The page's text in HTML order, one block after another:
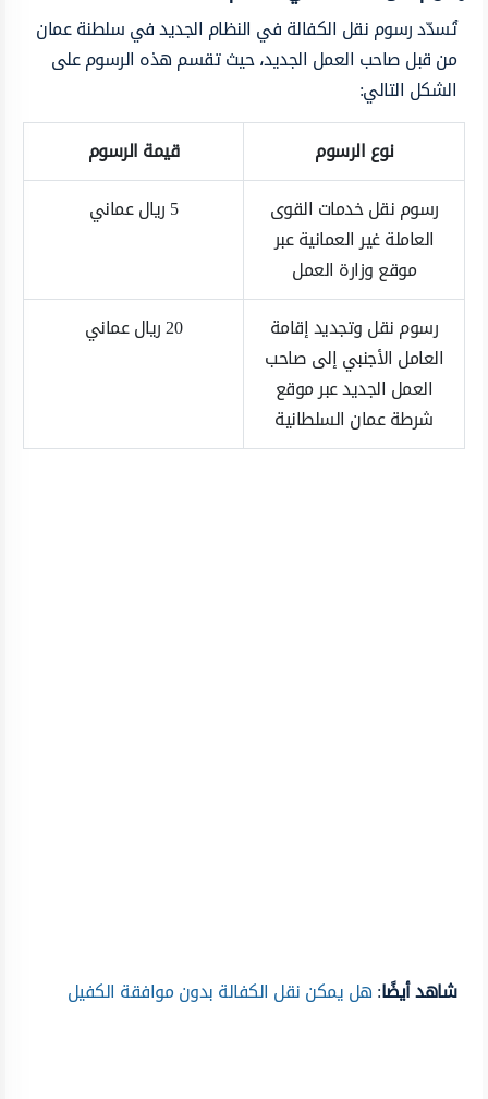
تُسدّد رسوم نقل الكفالة في النظام الجديد في سلطنة عمان
من قبل صاحب العمل الجديد، حيث تقسم هذه الرسوم على
الشكل التالي:
نوع الرسوم
قيمة الرسوم
رسوم نقل خدمات القوى
العاملة غير العمانية عبر
موقع وزارة العمل
5 ريال عماني
رسوم نقل وتجديد إقامة
العامل الأجنبي إلى صاحب
العمل الجديد عبر موقع
شرطة عمان السلطانية
20 ريال عماني
شاهد أيضًا:هل يمكن نقل الكفالة بدون موافقة الكفيل